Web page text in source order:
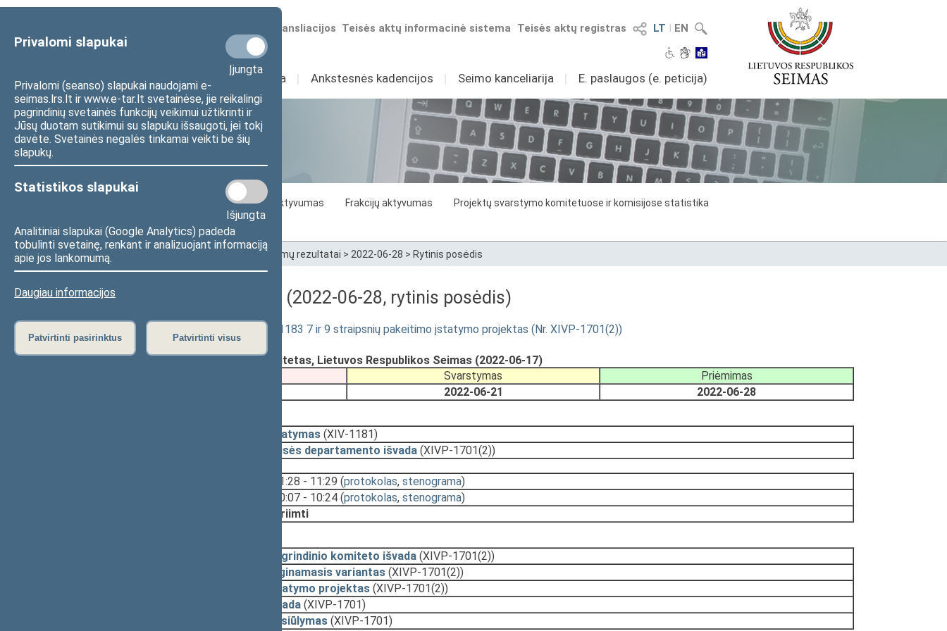
Privalomi slapukai
Įjungta
Privalomi (seanso) slapukai naudojami e-
seimas.lrs.lt ir www.e-tar.lt svetainėse, jie reikalingi
pagrindinių svetainės funkcijų veikimui užtikrinti ir
Jūsų duotam sutikimui su slapuku išsaugoti, jei tokį
davėte. Svetainės negalės tinkamai veikti be šių
slapukų.
Statistikos slapukai
Išjungta
Analitiniai slapukai (Google Analytics) padeda
tobulinti svetainę, renkant ir analizuojant informaciją
apie jos lankomumą.
Daugiau informacijos
Patvirtinti pasirinktus Patvirtinti visus
LT I EN
Teisės aktų registras
Teisės aktų informacinė sistema
Numatomos transliacijos
Sudėtis Veikla I Ankstesnės kadencijos I Seimo kanceliarija I E. paslaugos (e. peticija)
Statistika
Seimo narių aktyvumas Frakcijų aktyvumas
Projektų svarstymo komitetuose ir komisijose statistika
Seimo narių balsavimų rezultatai
Pradžia Seimo narių balsavimų rezultatai > 2022-06-28 > Rytinis posėdis
Darbotvarkės klausimas (2022-06-28, rytinis posėdis)
Vadovybės apsaugos įstatymo Nr. IX-1183 7 ir 9 straipsnių pakeitimo įstatymo projektas (Nr. XIVP-1701(2))
Pateikė:
Teisės ir teisėtvarkos komitetas, Lietuvos Respublikos Seimas (2022-06-17)
Svarstymas
Priėmimas
2022-06-21 2022-06-28
Įstatymas (XIV-1181)
Teisės departamento išvada (XIVP-1701(2))
11:28 - 11:29 (protokolas, stenograma)
10:07 - 10:24 (protokolas, stenograma)
Priimti
Pagrindinio komiteto išvada (XIVP-1701(2))
Lyginamasis variantas (XIVP-1701(2))
Įstatymo projektas (XIVP-1701(2))
Išvada (XIVP-1701)
Pasiūlymas (XIVP-1701)